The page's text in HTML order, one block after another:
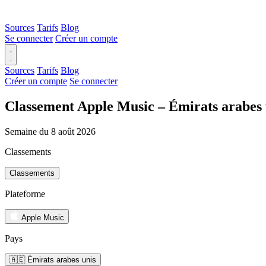
Sources Tarifs Blog
Se connecter Créer un compte
Sources Tarifs Blog
Créer un compte Se connecter
Classement Apple Music – Émirats arabes
Semaine du 8 août 2026
Classements
Classements
Plateforme
Apple Music
Pays
🇦🇪 Émirats arabes unis